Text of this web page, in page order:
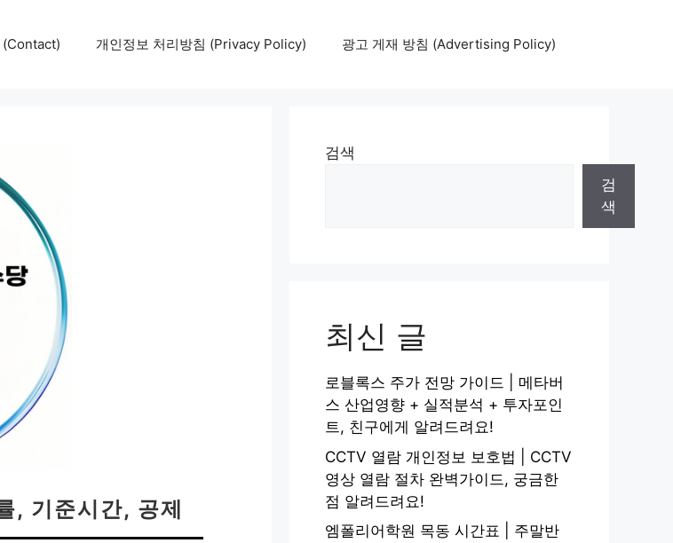
(Contact) 개인정보 처리방침 (Privacy Policy) 광고 게재 방침 (Advertising Policy)
, 기준시간, 공제
검색
검
색
최신 글
로블록스 주가 전망 가이드 | 메타버
스 산업영향 + 실적분석 + 투자포인
트, 친구에게 알려드려요!
CCTV 열람 개인정보 보호법 | CCTV
영상 열람 절차 완벽가이드, 궁금한
점 알려드려요!
엠폴리어학원 목동 시간표 | 주말반